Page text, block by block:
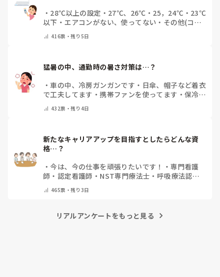
・ 28℃以上の設定 ・ 27℃、26℃ ・ 25，24℃ ・ 23℃
以下 ・ エアコンがない、使ってない ・ その他(コメ
416票・残り5日
猛暑の中、通勤時の暑さ対策は…？
・車の中、冷房ガンガンです ・ 日傘、帽子など着衣
で工夫してます ・携帯ファンを使ってます ・ 保冷剤
ん ・その他（コメントで教えて下さい）
432票・残り4日
新たなキャリアアップを目指すとしたらどんな資
格…？
・今は、今の仕事を頑張りたいです！ ・専門看護
師 ・ 認定看護師 ・ NST専門療法士 ・ 呼吸療法認定
内視鏡技師・その他(コメントで教えて下さい)
465票・残り3日
リアルアンケートをもっと見る